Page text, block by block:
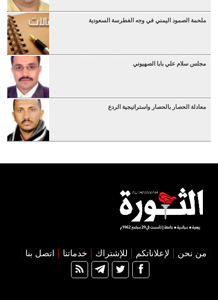
ملحمة الصمود اليمني في وجه الغطرسة السعودية
مجلس سلام علي بابا الصهيوني
معادلة الحصار بالحصار واستراتيجية الردع
من نحن لإعلاناتكم للإشتراك خدماتنا اتصل بنا